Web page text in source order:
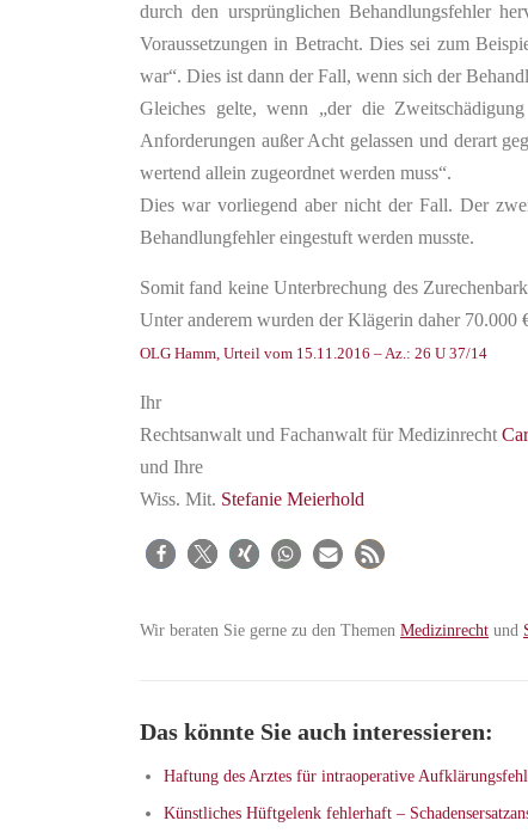
durch den ursprünglichen Behandlungsfehler
Voraussetzungen in Betracht. Dies sei zum
war“. Dies ist dann der Fall, wenn sich der
Gleiches gelte, wenn „der die
Anforderungen außer Acht gelassen und derart
wertend allein zugeordnet werden muss“.
Dies war vorliegend aber nicht der Fall. Der
Behandlungfehler eingestuft werden musste.
Somit fand keine Unterbrechung des
Unter anderem wurden der Klägerin daher 70.000
OLG Hamm, Urteil vom 15.11.2016 – Az.: 26 U 37/14
Ihr
Rechtsanwalt und Fachanwalt für Medizinrecht
und Ihre
Wiss. Mit. Stefanie Meierhold
Wir beraten Sie gerne zu den Themen Medizinrecht und
Das könnte Sie auch interessieren:
Haftung des Arztes für intraoperative
Künstliches Hüftgelenk fehlerhaft –